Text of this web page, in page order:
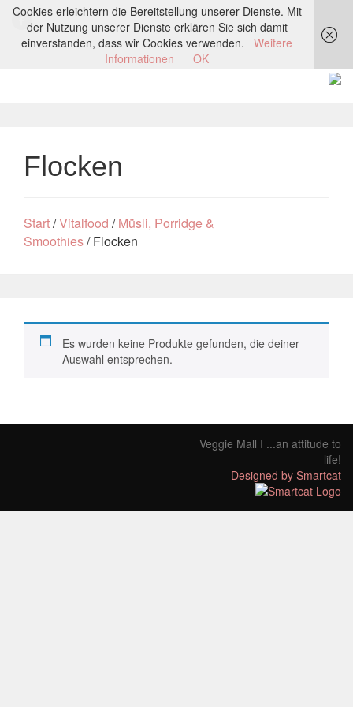
Flocken
Start/Vitalfood /Müsli, Porridge &
Smoothies/ Flocken
Es wurden keine Produkte gefunden, die deiner
Auswahl entsprechen.
Veggie Mall I ...an attitude to
life!
Designed by Smartcat
Cookies erleichtern die Bereitstellung unserer Dienste. Mit
der Nutzung unserer Dienste erklären Sie sich damit
einverstanden, dass wir Cookies verwenden.
Weitere
Informationen
OK